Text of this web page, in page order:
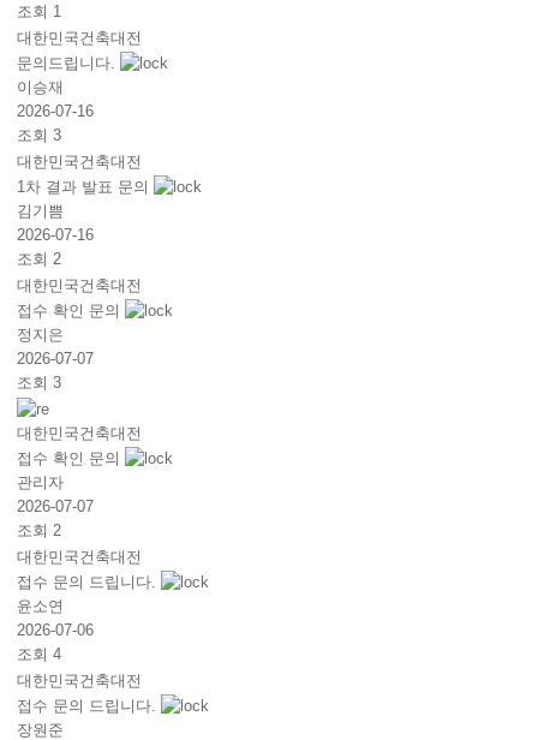
조회 1
대한민국건축대전
문의드립니다.
이승재
2026-07-16
조회 3
대한민국건축대전
1차 결과 발표 문의
김기쁨
2026-07-16
조회 2
대한민국건축대전
접수 확인 문의
정지은
2026-07-07
조회 3
대한민국건축대전
접수 확인 문의
관리자
2026-07-07
조회 2
대한민국건축대전
접수 문의 드립니다.
윤소연
2026-07-06
조회 4
대한민국건축대전
접수 문의 드립니다.
장원준